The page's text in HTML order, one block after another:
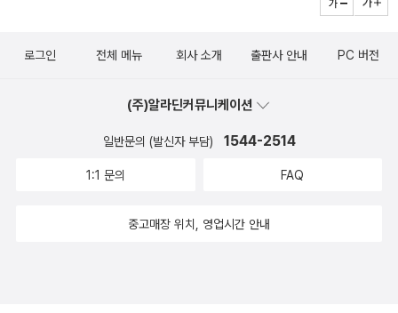
훔쳐갔음을 알게 되는데요.거기다가 '질베르'와 '보슈레'에게 사형이
목숨을 구해야되는 부담감에, 미스터리한 적까지 등장하여 위험한 상
게 된 '뤼팽'은 그를 미행하다가.'클라리스'라는 여인을 알게 됩니다..
그녀는 '질베르'의 어머니이자, 몇년전에 자살한 한 의원의 아내였지
많은데요.신출귀몰한 그의 활약만 보다가. 이번편은 왜 이리 답답한
서 그런것이겠지요그런만큼 마지막 복수가 시원해지는 것이고..말입
로그인 전체 메뉴 회사 소개 출판사 안내 PC 버전
(주)알라딘커뮤니케이션
일반문의 (발신자 부담) 1544-2514
1:1 문의 FAQ
중고매장 위치, 영업시간 안내